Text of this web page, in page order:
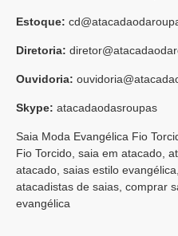
Estoque:
Diretoria:
Ouvidoria:
Skype: atacadaodasroupas
Saia Moda Evangélica Fio
Fio Torcido, saia em atacado,
atacado, saias estilo
atacadistas de saias, comprar
evangélica